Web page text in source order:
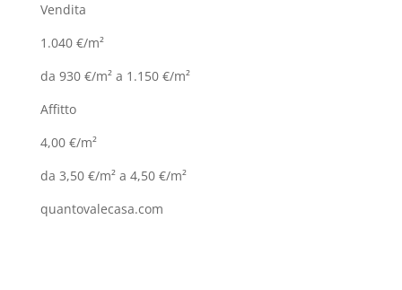
Vendita
1.040 €/m²
da 930 €/m² a 1.150 €/m²
Affitto
4,00 €/m²
da 3,50 €/m² a 4,50 €/m²
quantovalecasa.com